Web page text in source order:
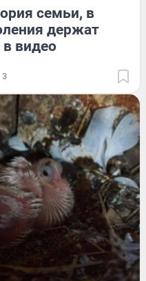
семьи, в
держат
видео
3